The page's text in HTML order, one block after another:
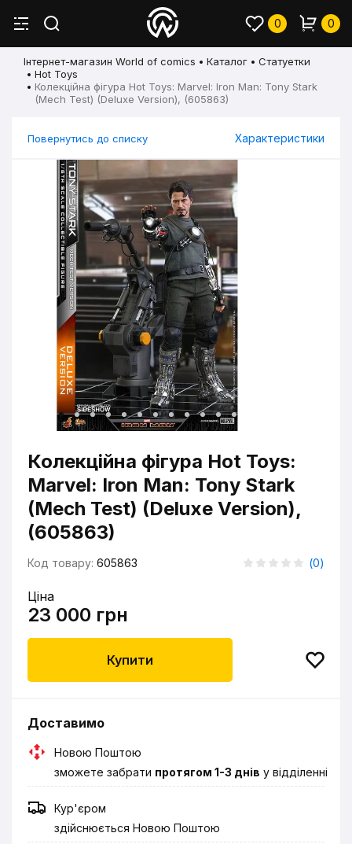
0 0
Інтернет-магазин World of comics Каталог
Статуетки
Hot Toys
Колекційна фігура Hot Toys: Marvel: Iron Man: Tony Stark
(Mech Test) (Deluxe Version), (605863)
Повернутись до списку Характеристики
Колекційна фігура Hot Toys:
Marvel: Iron Man: Tony Stark
(Mech Test) (Deluxe Version),
(605863)
Код товару: 605863 (0)
Ціна
23 000 грн
Купити
Доставимо
Новою Поштою
зможете забрати протягом 1-3 днів у відділенні
Кур'єром
здійснюється Новою Поштою